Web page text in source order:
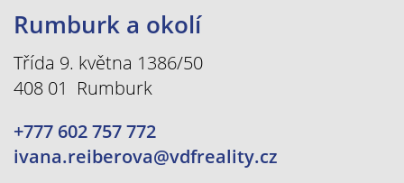
Rumburk a okolí
Třída 9. května 1386/50
408 01 Rumburk
+777 602 757 772
ivana.reiberova@vdfreality.cz